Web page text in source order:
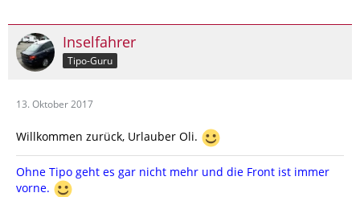
Inselfahrer
Tipo-Guru
13. Oktober 2017
Willkommen zurück, Urlauber Oli.
Ohne Tipo geht es gar nicht mehr und die Front ist immer
vorne.